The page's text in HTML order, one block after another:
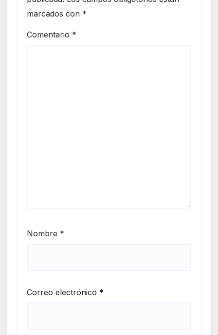
marcados con *
Comentario *
Nombre *
Correo electrónico *